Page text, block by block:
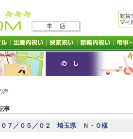
声
事
０７／０５／０２ 埼玉県 Ｎ・Ｏ様